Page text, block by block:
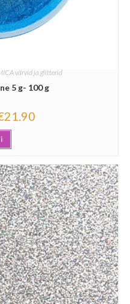
värvid ja glitterid
5 g- 100 g
21.90